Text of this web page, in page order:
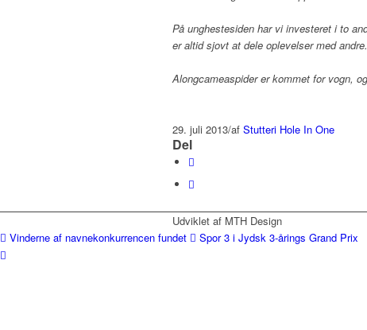
På unghestesiden har vi investeret i to
er altid sjovt at dele oplevelser med andre.
Alongcameaspider er kommet for vogn,
29. juli 2013/af Stutteri Hole In One
Del
Udviklet af MTH Design
Vinderne af navnekonkurrencen fundet
Spor 3 i Jydsk 3-årings Grand Prix